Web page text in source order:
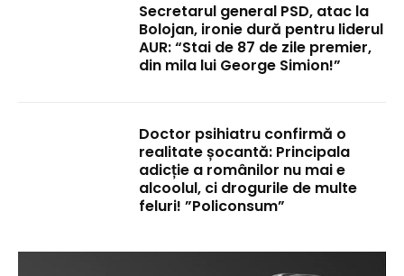
Secretarul general PSD, atac la
Bolojan, ironie dură pentru liderul
AUR: “Stai de 87 de zile premier,
din mila lui George Simion!”
Doctor psihiatru confirmă o
realitate șocantă: Principala
adicție a românilor nu mai e
alcoolul, ci drogurile de multe
feluri! ”Policonsum”